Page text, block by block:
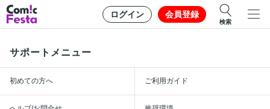
ログイン 会員登録
検索
サポートメニュー
初めての方へ ご利用ガイド